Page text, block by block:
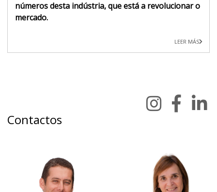
números desta indústria, que está a revolucionar o
mercado.
LEER MÁS
Contactos